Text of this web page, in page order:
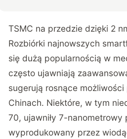
TSMC na przedzie dzięki 2
Rozbiórki najnowszych
się dużą popularnością w
często ujawniają
sugerują rosnące
Chinach. Niektóre, w tym
70, ujawniły 7-nanometrowy
wyprodukowany przez